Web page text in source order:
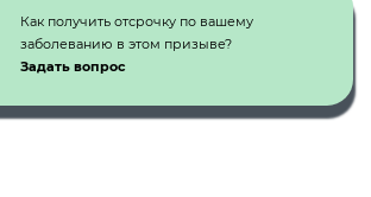
Как получить отсрочку по вашему
заболеванию в этом призыве?
Задать вопрос